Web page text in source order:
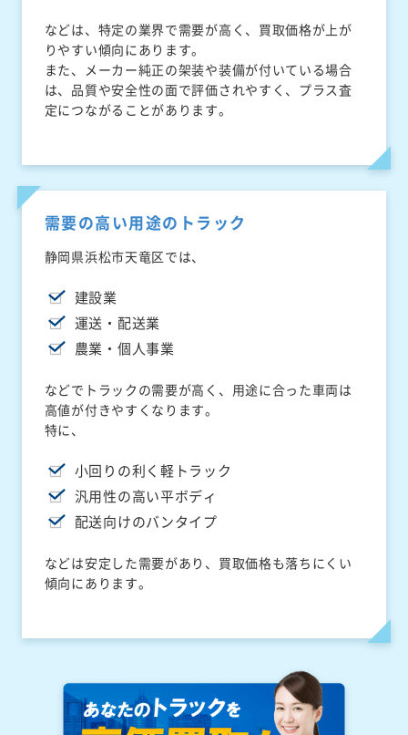
などは、特定の業界で需要が高く、買取価格が上が
りやすい傾向にあります。
また、メーカー純正の架装や装備が付いている場合
は、品質や安全性の面で評価されやすく、プラス査
定につながることがあります。
需要の高い用途のトラック
静岡県浜松市天竜区では、
建設業
運送・配送業
農業・個人事業
などでトラックの需要が高く、用途に合った車両は
高値が付きやすくなります。
特に、
小回りの利く軽トラック
汎用性の高い平ボディ
配送向けのバンタイプ
などは安定した需要があり、買取価格も落ちにくい
傾向にあります。